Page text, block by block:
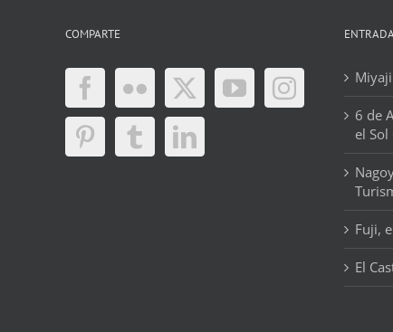
COMPARTE
6 de
el Sol
Fuji,
El